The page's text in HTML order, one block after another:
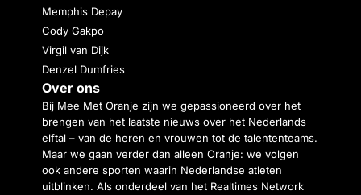
Memphis Depay
Cody Gakpo
Virgil van Dijk
Denzel Dumfries
Over ons
Bij Mee Met Oranje zijn we gepassioneerd over het
brengen van het laatste nieuws over het Nederlands
elftal – van de heren en vrouwen tot de talententeams.
Maar we gaan verder dan alleen Oranje: we volgen
ook andere sporten waarin Nederlandse atleten
uitblinken. Als onderdeel van het Realtimes Network